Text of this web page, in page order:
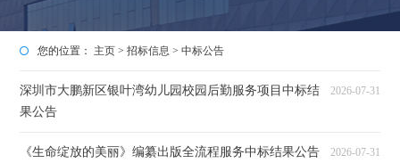
您的位置： 主页 >招标信息 >中标公告
深圳市大鹏新区银叶湾幼儿园校园后勤服务项目中标结
果公告
2026-07-31
《生命绽放的美丽》编纂出版全流程服务中标结果公告 2026-07-31